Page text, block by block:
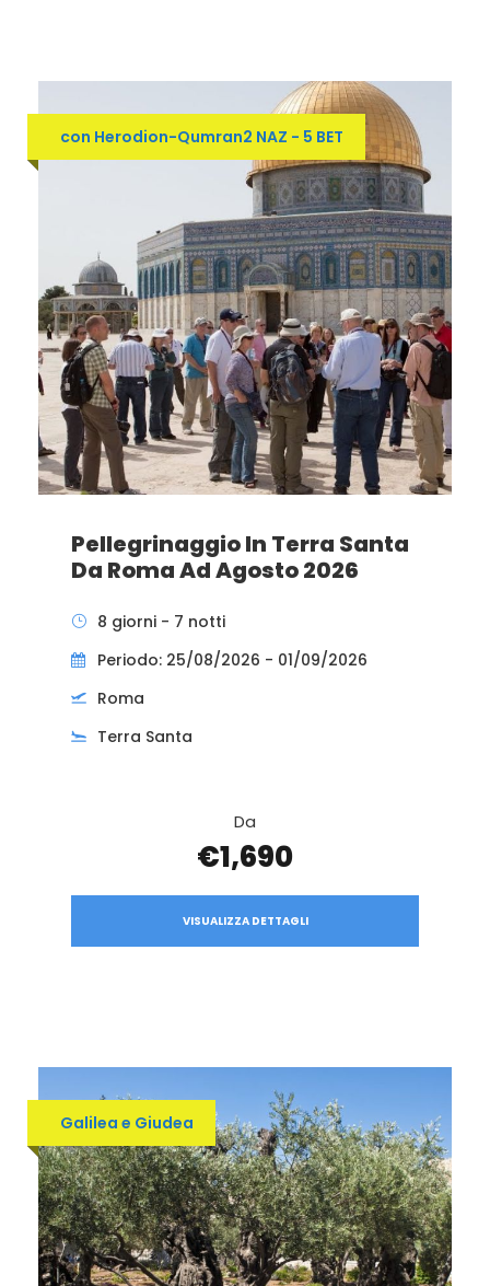
con Herodion-Qumran2 NAZ - 5 BET
Pellegrinaggio In Terra Santa
Da Roma Ad Agosto 2026
8 giorni - 7 notti
Periodo: 25/08/2026 - 01/09/2026
Roma
Terra Santa
Da
€1,690
VISUALIZZA DETTAGLI
Galilea e Giudea